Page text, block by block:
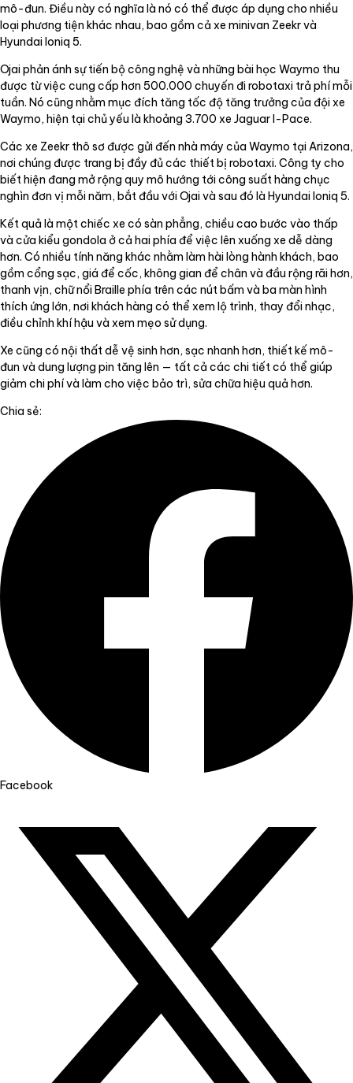
mô-đun. Điều này có nghĩa là nó có thể được áp dụng cho nhiều
loại phương tiện khác nhau, bao gồm cả xe minivan Zeekr và
Hyundai Ioniq 5.
Ojai phản ánh sự tiến bộ công nghệ và những bài học Waymo thu
được từ việc cung cấp hơn 500.000 chuyến đi robotaxi trả phí mỗi
tuần. Nó cũng nhằm mục đích tăng tốc độ tăng trưởng của đội xe
Waymo, hiện tại chủ yếu là khoảng 3.700 xe Jaguar I-Pace.
Các xe Zeekr thô sơ được gửi đến nhà máy của Waymo tại Arizona,
nơi chúng được trang bị đầy đủ các thiết bị robotaxi. Công ty cho
biết hiện đang mở rộng quy mô hướng tới công suất hàng chục
nghìn đơn vị mỗi năm, bắt đầu với Ojai và sau đó là Hyundai Ioniq 5.
Kết quả là một chiếc xe có sàn phẳng, chiều cao bước vào thấp
và cửa kiểu gondola ở cả hai phía để việc lên xuống xe dễ dàng
hơn. Có nhiều tính năng khác nhằm làm hài lòng hành khách, bao
gồm cổng sạc, giá để cốc, không gian để chân và đầu rộng rãi hơn,
thanh vịn, chữ nổi Braille phía trên các nút bấm và ba màn hình
thích ứng lớn, nơi khách hàng có thể xem lộ trình, thay đổi nhạc,
điều chỉnh khí hậu và xem mẹo sử dụng.
Xe cũng có nội thất dễ vệ sinh hơn, sạc nhanh hơn, thiết kế mô-
đun và dung lượng pin tăng lên — tất cả các chi tiết có thể giúp
giảm chi phí và làm cho việc bảo trì, sửa chữa hiệu quả hơn.
Chia sẻ:
Facebook